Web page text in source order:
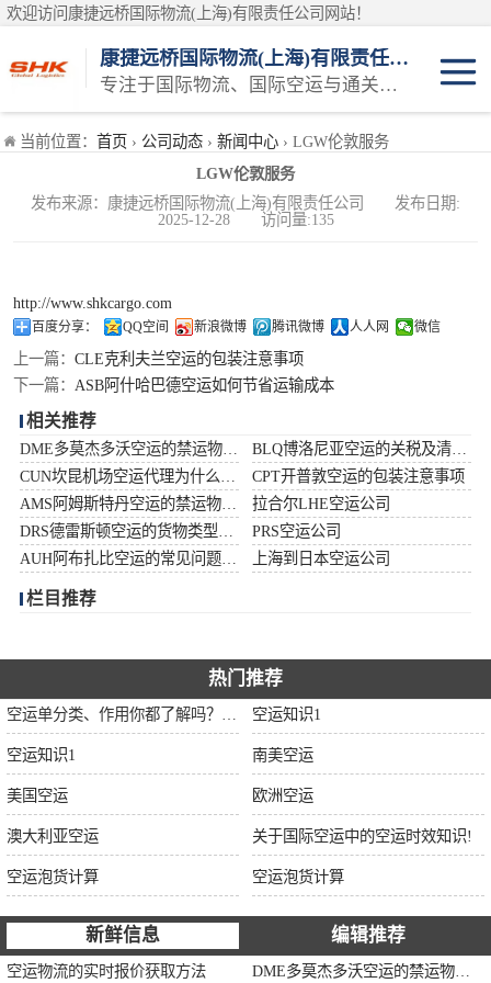
欢迎访问康捷远桥国际物流(上海)有限责任公司网站！
康捷远桥国际物流(上海)有限责任公司
专注于国际物流、国际空运与通关一体化一站式物流服务商
当前位置： 首页 › 公司动态 › 新闻中心 › LGW伦敦服务
LGW伦敦服务
发布来源：康捷远桥国际物流(上海)有限责任公司 发布日期:
2025-12-28 访问量:135
http://www.shkcargo.com
百度分享： QQ空间 新浪微博 腾讯微博 人人网 微信
上一篇： CLE克利夫兰空运的包装注意事项
下一篇： ASB阿什哈巴德空运如何节省运输成本
相关推荐
CPT开普敦空运的包装注意事项
拉合尔LHE空运公司
PRS空运公司
上海到日本空运公司
栏目推荐
热门推荐
空运知识1
空运知识1 南美空运
美国空运 欧洲空运
澳大利亚空运 关于国际空运中的空运时效知识!
空运泡货计算 空运泡货计算
新鲜信息 编辑推荐
空运物流的实时报价获取方法
日本空运
韩国空运
印度空运
巴基斯坦空运
澳大利亚空运
俄罗斯空运
加拿大空运
伊朗空运
中东空运
非洲空运
南美空运